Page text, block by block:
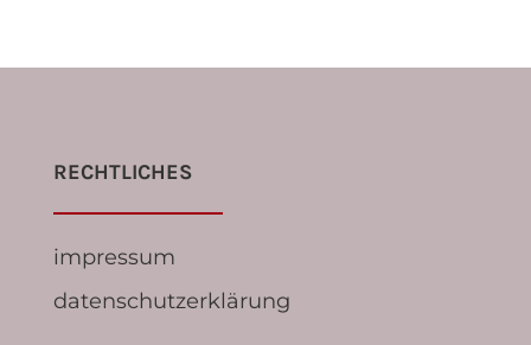
RECHTLICHES
impressum
datenschutzerklärung